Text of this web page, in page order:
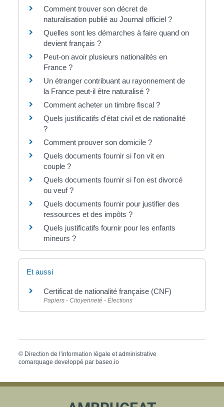
Comment trouver son décret de
naturalisation publié au Journal officiel ?
Quelles sont les démarches à faire quand on
devient français ?
Peut-on avoir plusieurs nationalités en
France ?
Un étranger contribuant au rayonnement de
la France peut-il être naturalisé ?
Comment acheter un timbre fiscal ?
Quels justificatifs d'état civil et de nationalité
?
Comment prouver son domicile ?
Quels documents fournir si l'on vit en
couple ?
Quels documents fournir si l'on est divorcé
ou veuf ?
Quels documents fournir pour justifier des
ressources et des impôts ?
Quels justificatifs fournir pour les enfants
mineurs ?
Et aussi
Certificat de nationalité française (CNF)
Papiers - Citoyenneté - Élections
© Direction de l'information légale et administrative
comarquage developpé par baseo.io